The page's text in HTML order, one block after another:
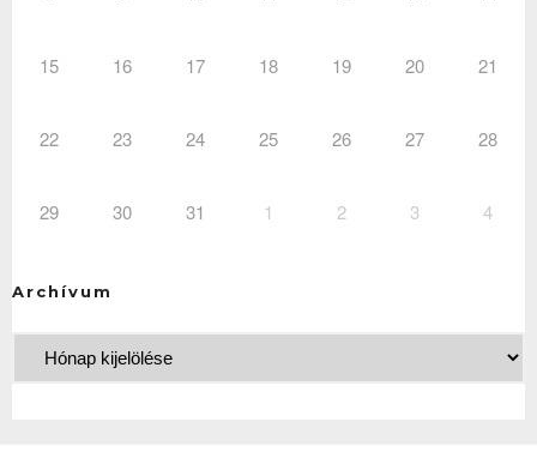
15 16 17 18 19 20 21
22 23 24 25 26 27 28
29 30 31 1 2 3 4
Archívum